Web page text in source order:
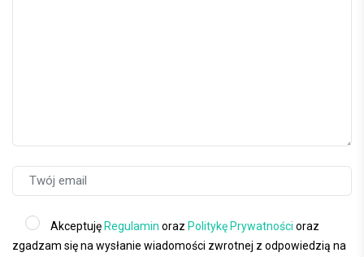
AkceptujęRegulamin oraz Politykę Prywatności oraz
zgadzam się na wysłanie wiadomości zwrotnej z odpowiedzią na